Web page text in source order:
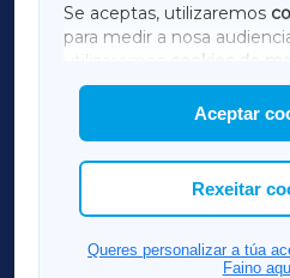
Se aceptas, utilizaremos
para medir a nosa
utilizaremos
cookies de
mostrar publicidade de
Así mesmo, podes
cookies que desexas
Aceptar
Rexeitar
Queres personalizar a túa
Faino